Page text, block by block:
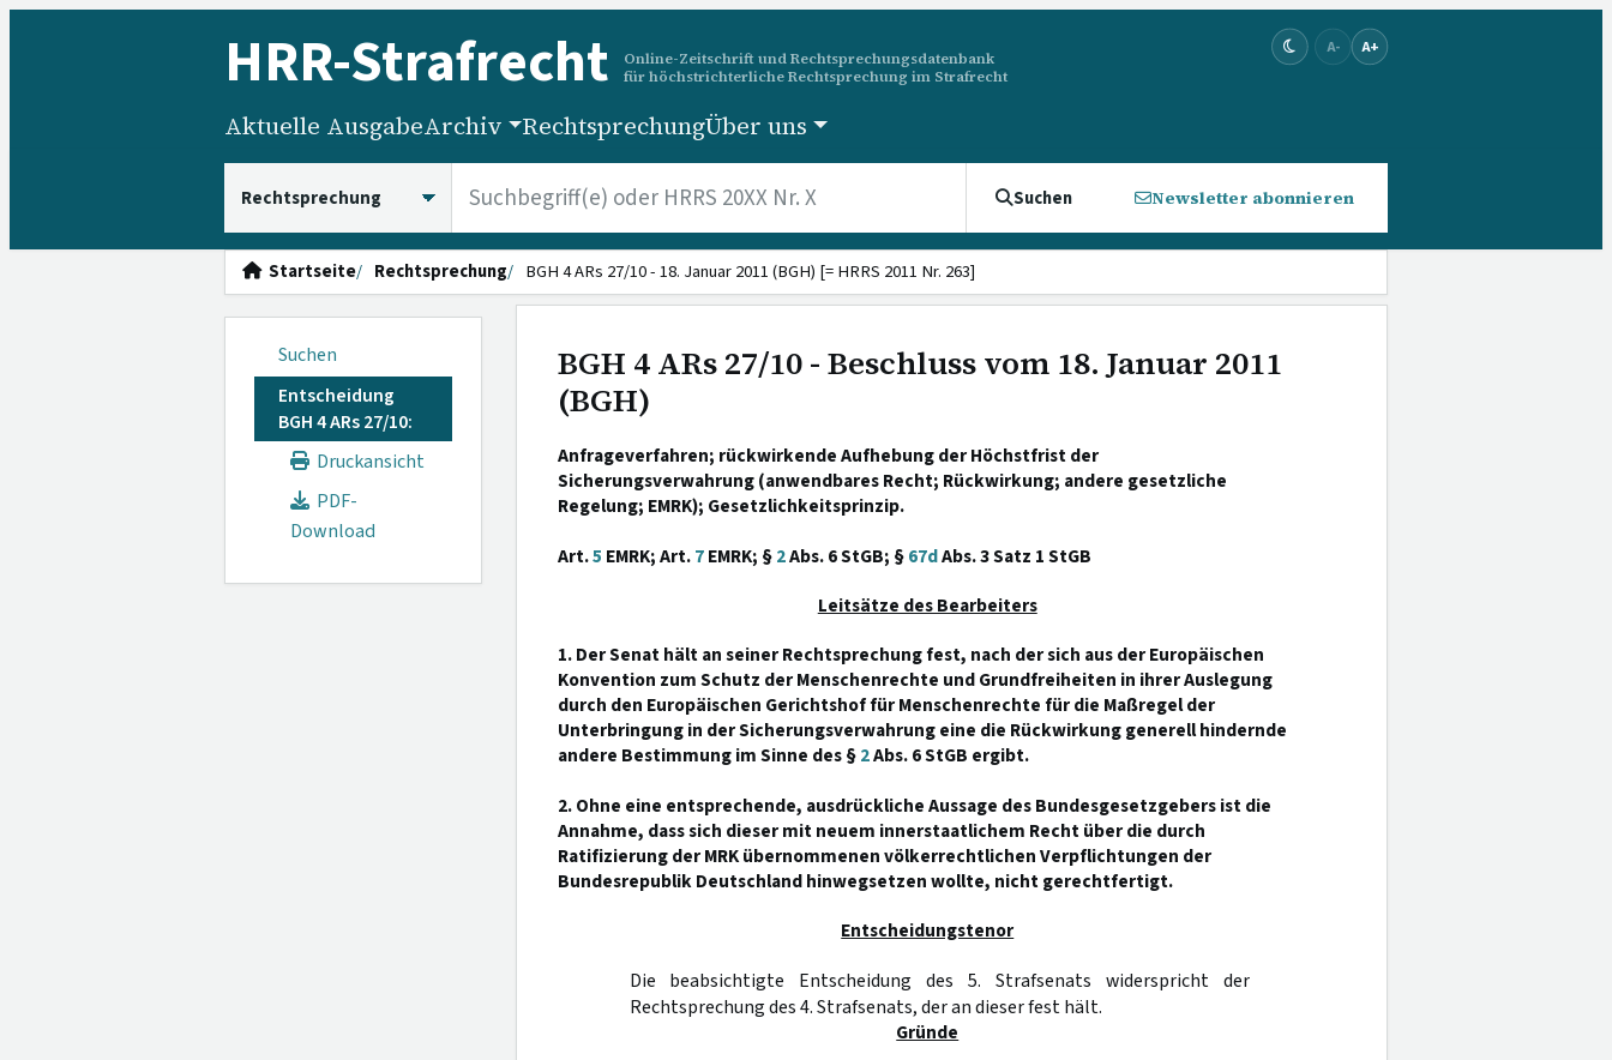
HRR-Strafrecht
Online-Zeitschrift und Rechtsprechungsdatenbank
für höchstrichterliche Rechtsprechung im Strafrecht
A- A+
Aktuelle AusgabeArchiv RechtsprechungÜber uns
Suchen Newsletter abonnieren
Startseite Rechtsprechung BGH 4 ARs 27/10 - 18. Januar 2011 (BGH) [= HRRS 2011 Nr. 263]
Suchen
Entscheidung
BGH 4 ARs 27/10:
Druckansicht
PDF-
Download
BGH 4 ARs 27/10 - Beschluss vom 18. Januar 2011
(BGH)
Anfrageverfahren; rückwirkende Aufhebung der Höchstfrist der
Sicherungsverwahrung (anwendbares Recht; Rückwirkung; andere gesetzliche
Regelung; EMRK); Gesetzlichkeitsprinzip.
Art.5 EMRK; Art.7EMRK; §2Abs. 6 StGB; §67dAbs. 3 Satz 1 StGB
Leitsätze des Bearbeiters
1. Der Senat hält an seiner Rechtsprechung fest, nach der sich aus der Europäischen
Konvention zum Schutz der Menschenrechte und Grundfreiheiten in ihrer Auslegung
durch den Europäischen Gerichtshof für Menschenrechte für die Maßregel der
Unterbringung in der Sicherungsverwahrung eine die Rückwirkung generell hindernde
andere Bestimmung im Sinne des §2Abs. 6 StGB ergibt.
2. Ohne eine entsprechende, ausdrückliche Aussage des Bundesgesetzgebers ist die
Annahme, dass sich dieser mit neuem innerstaatlichem Recht über die durch
Ratifizierung der MRK übernommenen völkerrechtlichen Verpflichtungen der
Bundesrepublik Deutschland hinwegsetzen wollte, nicht gerechtfertigt.
Entscheidungstenor
Die beabsichtigte Entscheidung des 5. Strafsenats widerspricht der
Rechtsprechung des 4. Strafsenats, der an dieser fest hält.
Gründe